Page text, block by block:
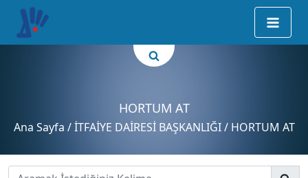
HORTUM AT
Ana Sayfa / İTFAİYE DAİRESİ BAŞKANLIĞI / HORTUM AT